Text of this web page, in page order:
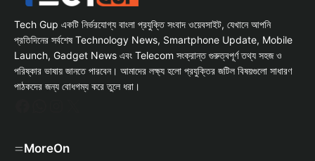
Tech Gup একটি নির্ভরযোগ্য বাংলা প্রযুক্তি সংবাদ ওয়েবসাইট, যেখানে আপনি
প্রতিদিনের সর্বশেষ Technology News, Smartphone Update, Mobile
Launch, Gadget News এবং Telecom সংক্রান্ত গুরুত্বপূর্ণ তথ্য সহজ ও
পরিষ্কার ভাষায় জানতে পারবেন। আমাদের লক্ষ্য হলো প্রযুক্তির জটিল বিষয়গুলো সাধারণ
পাঠকদের জন্য বোধগম্য করে তুলে ধরা।
MoreOn